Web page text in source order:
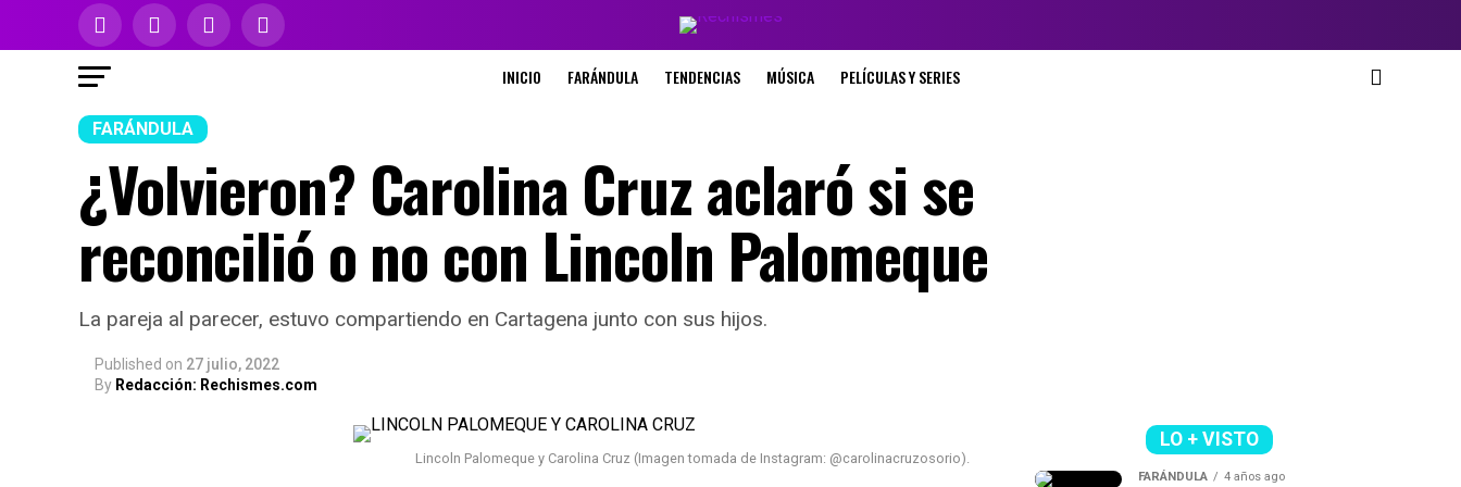
INICIO FARÁNDULA TENDENCIAS MÚSICA PELÍCULAS Y SERIES
FARÁNDULA
¿Volvieron? Carolina Cruz aclaró si se
reconcilió o no con Lincoln Palomeque
La pareja al parecer, estuvo compartiendo en Cartagena junto con sus hijos.
Published on 27 julio, 2022
By Redacción: Rechismes.com
Lincoln Palomeque y Carolina Cruz (Imagen tomada de Instagram: @carolinacruzosorio).
LO + VISTO
FARÁNDULA 4 años ago